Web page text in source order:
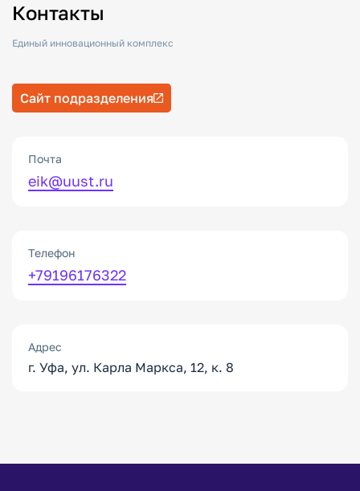
Контакты
Единый инновационный комплекс
Сайт подразделения
Почта
eik@uust.ru
Телефон
+79196176322
Адрес
г. Уфа, ул. Карла Маркса, 12, к. 8